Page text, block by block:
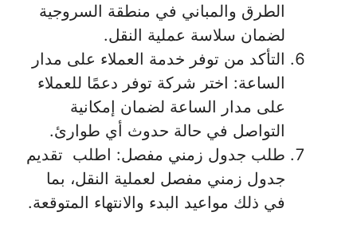
الطرق والمباني في منطقة السروجية
لضمان سلاسة عملية النقل.
التأكد من توفر خدمة العملاء على مدار
الساعة: اختر شركة توفر دعمًا للعملاء
على مدار الساعة لضمان إمكانية
التواصل في حالة حدوث أي طوارئ.
طلب جدول زمني مفصل: اطلب تقديم
جدول زمني مفصل لعملية النقل، بما
في ذلك مواعيد البدء والانتهاء المتوقعة.